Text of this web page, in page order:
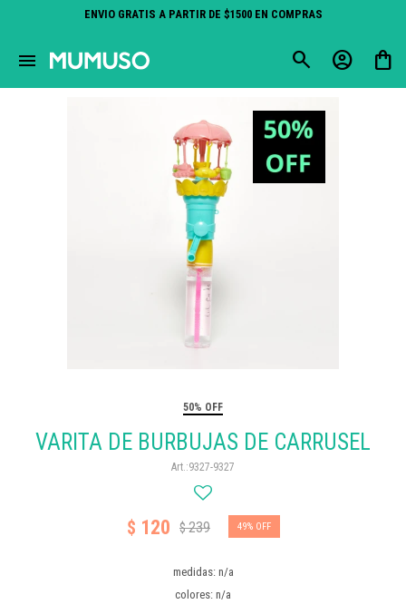
ENVIO GRATIS A PARTIR DE $1500 EN COMPRAS
menu
50% OFF
VARITA DE BURBUJAS DE CARRUSEL
9327-9327
$ 120 $239 49
medidas: n/a
colores: n/a
close